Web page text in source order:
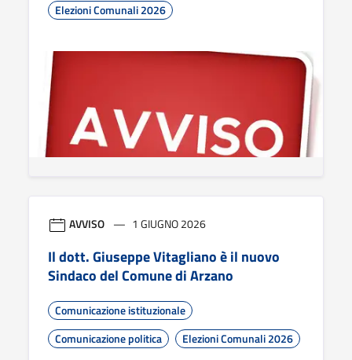
Elezioni Comunali 2026
AVVISO 1 GIUGNO 2026
Il dott. Giuseppe Vitagliano è il nuovo
Sindaco del Comune di Arzano
Comunicazione istituzionale
Comunicazione politica
Elezioni Comunali 2026